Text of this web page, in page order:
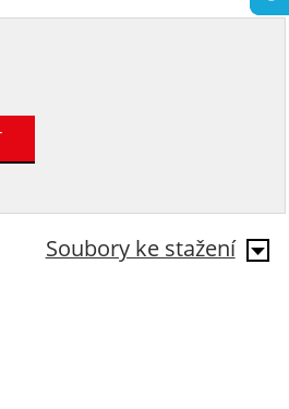
Soubory ke stažení